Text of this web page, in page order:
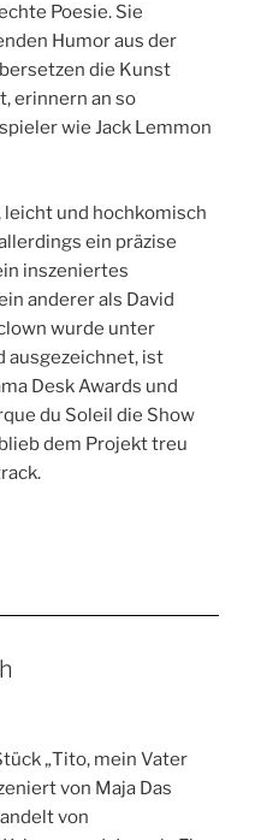
Poesie. Sie
Humor aus der
die Kunst
erinnern an so
wie Jack Lemmon
leicht und hochkomisch
ein präzise
inszeniertes
anderer als David
wurde unter
ausgezeichnet, ist
Desk Awards und
du Soleil die Show
dem Projekt treu
„Tito, mein Vater
von Maja Das
von